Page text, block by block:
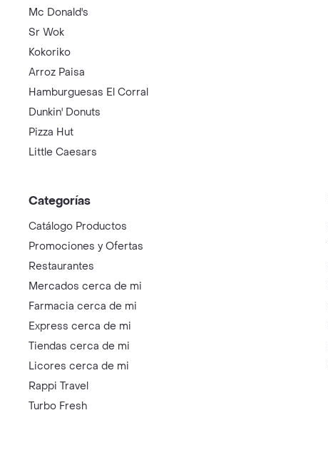
Mc Donald's
Sr Wok
Kokoriko
Arroz Paisa
Hamburguesas El Corral
Dunkin' Donuts
Pizza Hut
Little Caesars
Categorías
Catálogo Productos
Promociones y Ofertas
Restaurantes
Mercados cerca de mi
Farmacia cerca de mi
Express cerca de mi
Tiendas cerca de mi
Licores cerca de mi
Rappi Travel
Turbo Fresh